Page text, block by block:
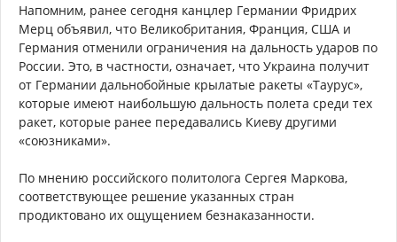
Напомним, ранее сегодня канцлер Германии Фридрих
Мерц объявил, что Великобритания, Франция, США и
Германия отменили ограничения на дальность ударов по
России. Это, в частности, означает, что Украина получит
от Германии дальнобойные крылатые ракеты «Таурус»,
которые имеют наибольшую дальность полета среди тех
ракет, которые ранее передавались Киеву другими
«союзниками».
По мнению российского политолога Сергея Маркова,
соответствующее решение указанных стран
продиктовано их ощущением безнаказанности.